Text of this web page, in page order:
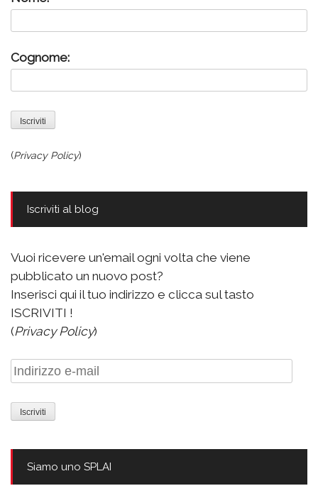
Cognome:
(Privacy Policy)
Iscriviti al blog
Vuoi ricevere un'email ogni volta che viene
pubblicato un nuovo post?
Inserisci qui il tuo indirizzo e clicca sul tasto
ISCRIVITI !
(Privacy Policy)
Indirizzo
e-
mail
Siamo uno SPLAI